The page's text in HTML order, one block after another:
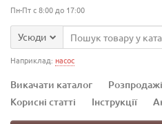
Пн-Пт с 8:00 до 17:00
Усюди
Наприклад: насос
Викачати каталог Розпродажі
Корисні статті
Інструкції